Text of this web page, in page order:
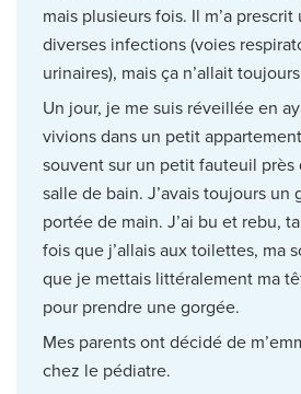
mais plusieurs fois. Il m’a
diverses infections (voies
urinaires), mais ça n’allait
Un jour, je me suis réveillée en
vivions dans un petit
souvent sur un petit fauteuil près
salle de bain. J’avais toujours un
portée de main. J’ai bu et rebu,
fois que j’allais aux toilettes, ma
que je mettais littéralement ma
pour prendre une gorgée.
Mes parents ont décidé de
chez le pédiatre.